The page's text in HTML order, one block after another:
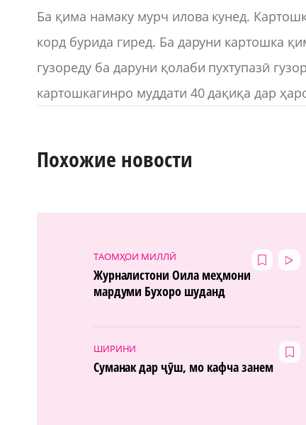
Ба қима намаку мурч илова кунед.
корд бурида гиред. Ба даруни картошка
гузореду ба даруни қолаби пухтупазӣ
картошкагинро муддати 40 дақиқа дар
Похожие новости
ТАОМҲОИ МИЛЛӢ
Журналистони Оила меҳмони
мардуми Бухоро шуданд
ШИРИНИ
Суманак дар ҷӯш, мо кафча занем